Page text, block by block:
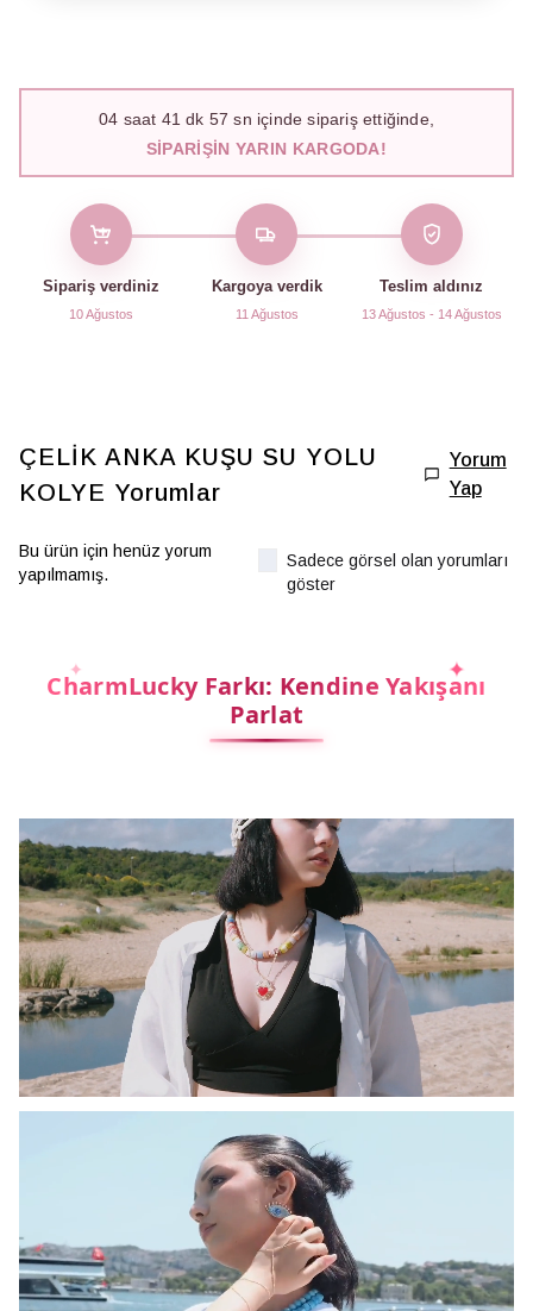
04 saat 41 dk 56 sn içinde sipariş ettiğinde,
SIPARIŞIN YARIN KARGODA!
Sipariş verdiniz
10 Ağustos
Kargoya verdik
11 Ağustos
Teslim aldınız
13 Ağustos - 14 Ağustos
ÇELİK ANKA KUŞU SU YOLU
KOLYE Yorumlar
Yorum
Yap
Bu ürün için henüz yorum
yapılmamış.
Sadece görsel olan yorumları
göster
CharmLucky Farkı: Kendine Yakışanı
Parlat